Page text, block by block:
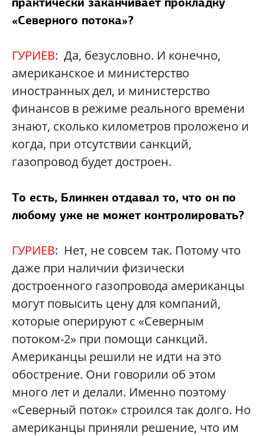
«Северного потока»?
ГУРИЕВ: Да, безусловно. И конечно,
американское и министерство
иностранных дел, и министерство
финансов в режиме реального времени
знают, сколько километров проложено и
когда, при отсутствии санкций,
газопровод будет достроен.
То есть, Блинкен отдавал то, что он по
любому уже не может контролировать?
ГУРИЕВ: Нет, не совсем так. Потому что
даже при наличии физически
достроенного газопровода американцы
могут повысить цену для компаний,
которые оперируют с «Северным
потоком-2» при помощи санкций.
Американцы решили не идти на это
обострение. Они говорили об этом
много лет и делали. Именно поэтому
«Северный поток» строился так долго. Но
американцы приняли решение, что им